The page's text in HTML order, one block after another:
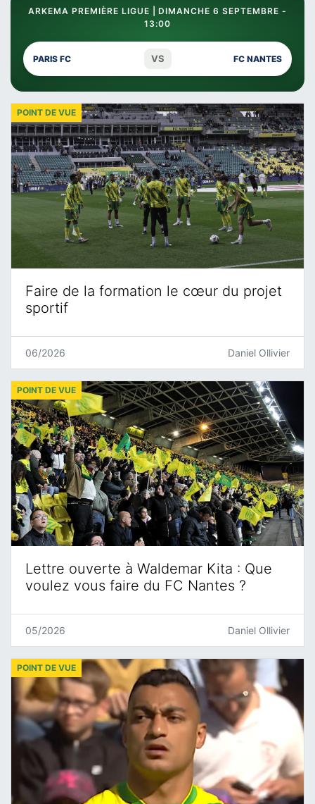
ARKEMA PREMIÈRE LIGUE | DIMANCHE 6 SEPTEMBRE -
13:00
PARIS FC VS FC NANTES
Faire de la formation le cœur du projet
sportif
POINT DE VUE
06/2026 Daniel Ollivier
Lettre ouverte à Waldemar Kita : Que
voulez vous faire du FC Nantes ?
POINT DE VUE
05/2026 Daniel Ollivier
POINT DE VUE